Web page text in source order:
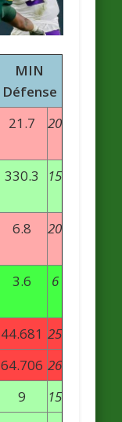
MIN
Défense
21.7 20
330.3 15
6.8 20
3.6 6
44.681 25
64.706 26
9
15